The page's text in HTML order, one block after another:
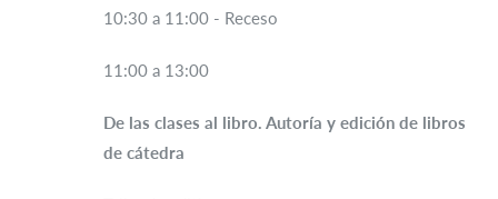
10:30 a 11:00 - Receso
11:00 a 13:00
De las clases al libro. Autoría y edición de libros
de cátedra